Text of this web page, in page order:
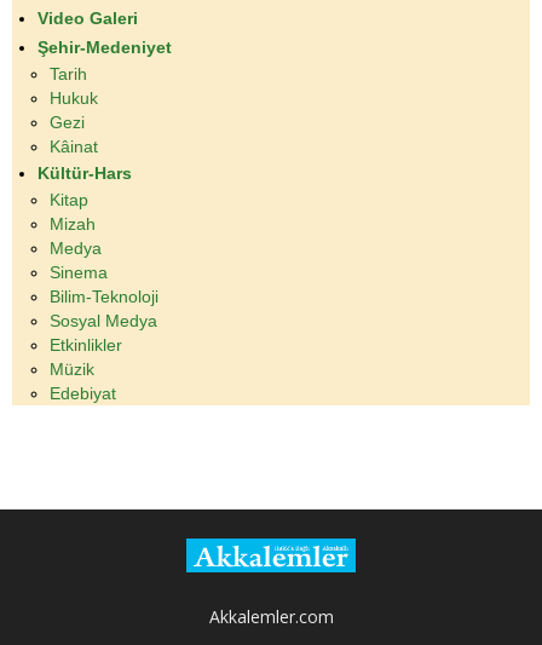
Video Galeri
Şehir-Medeniyet
Tarih
Hukuk
Gezi
Kâinat
Kültür-Hars
Kitap
Mizah
Medya
Sinema
Bilim-Teknoloji
Sosyal Medya
Etkinlikler
Müzik
Edebiyat
Akkalemler.com